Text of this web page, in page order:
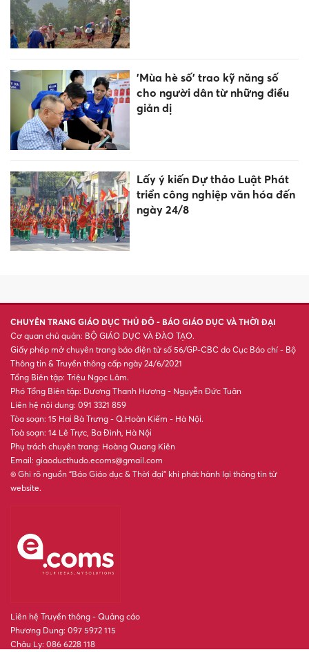
'Mùa hè số' trao kỹ năng số
cho người dân từ những điều
giản dị
Lấy ý kiến Dự thảo Luật Phát
triển công nghiệp văn hóa đến
ngày 24/8
CHUYÊN TRANG GIÁO DỤC THỦ ĐÔ - BÁO GIÁO DỤC VÀ THỜI ĐẠI
Cơ quan chủ quản: BỘ GIÁO DỤC VÀ ĐÀO TẠO.
Giấy phép mở chuyên trang báo điện tử số 56/GP-CBC do Cục Báo chí - Bộ
Thông tin & Truyền thông cấp ngày 24/6/2021
Tổng Biên tập: Triệu Ngọc Lâm.
Phó Tổng Biên tập: Dương Thanh Hương - Nguyễn Đức Tuân
Liên hệ nội dung: 091 3321 859
Tòa soạn: 15 Hai Bà Trưng - Q.Hoàn Kiếm - Hà Nội.
Toà soạn: 14 Lê Trực, Ba Đình, Hà Nội
Phụ trách chuyên trang: Hoàng Quang Kiên
Email: giaoducthudo.ecoms@gmail.com
® Ghi rõ nguồn “Báo Giáo dục & Thời đại” khi phát hành lại thông tin từ
website.
Liên hệ Truyền thông - Quảng cáo
Phương Dung: 097 5972 115
Châu Ly: 086 6228 118